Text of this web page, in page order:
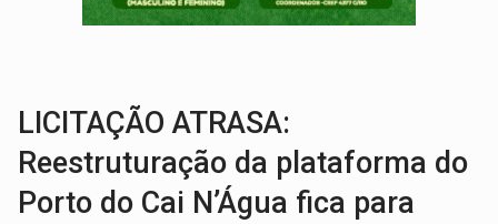
PREJUÍZO AOS ESTUDANTES:Greve dos professores em PVH é
SOB SUSPEITA:
LICITAÇÃO ATRASA:
Reestruturação da plataforma do
Porto do Cai N’Água fica para